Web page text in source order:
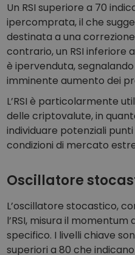
Un RSI superiore a 70
ipercomprata, il che
destinata a una
contrario, un RSI inferiore
è ipervenduta,
imminente aumento dei
L’RSI è particolarmente
delle criptovalute, in
individuare potenziali
condizioni di mercato
Oscillatore
L’oscillatore stocastico,
l’RSI, misura il
specifico. I livelli chiave
superiori a 80 che